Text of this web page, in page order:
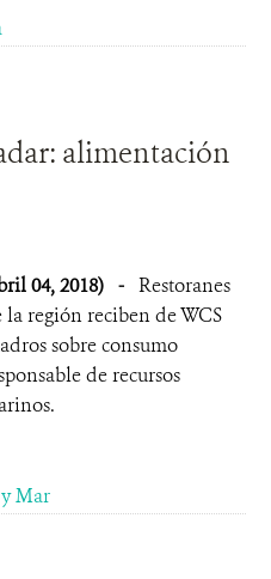
alimentación
04, 2018) - Restoranes
la región reciben de WCS
sobre consumo
de recursos
Mar